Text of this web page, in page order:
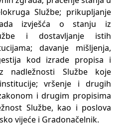
Službe; prikupljanje
izvješća o stanju iz
i dostavljanje istih
davanje mišljenja,
kod izrade propisa i
nadležnosti Službe koje
vršenje i drugih
i drugim propisima
Službe, kao i poslova
vijeće i Gradonačelnik.